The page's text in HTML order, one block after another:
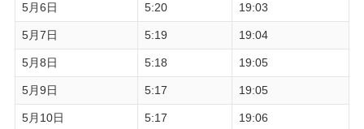
5月6日 5:20 19:03
5月7日 5:19 19:04
5月8日 5:18 19:05
5月9日 5:17 19:05
5月10日 5:17 19:06